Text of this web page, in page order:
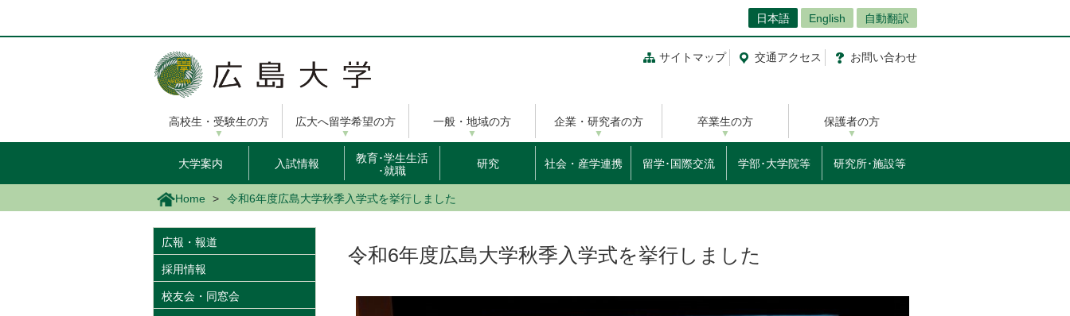
ン
に
日本語 English 自動翻訳
サイトマップ 交通アクセス お問い合わせ
高校生・受験生の方 広大へ留学希望の方 一般・地域の方 企業・研究者の方 卒業生の方 保護者の方
大学案内 入試情報
教育･学生生活
･就職
研究 社会・産学連携 留学･国際交流 学部･大学院等 研究所･施設等
Home 令和6年度広島大学秋季入学式を挙行しました
令和6年度広島大学秋季入学式を挙行しました
広報・報道
採用情報
校友会・同窓会